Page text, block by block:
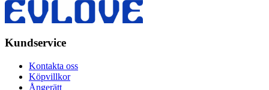
Kundservice
Kontakta oss
Köpvillkor
Ångerätt